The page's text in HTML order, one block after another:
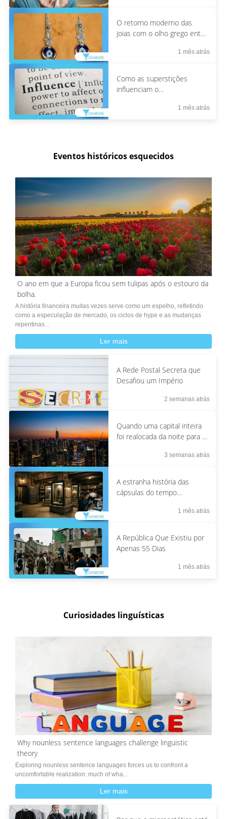
O retorno moderno das
joias com o olho grego entre
1 mês atrás
Como as superstições
influenciam o
1 mês atrás
Eventos históricos esquecidos
O ano em que a Europa ficou sem tulipas após o estouro da
bolha.
A história financeira muitas vezes serve como um espelho, refletindo
como a especulação de mercado, os ciclos de hype e as mudanças
repentinas...
Ler mais
A Rede Postal Secreta que
Desafiou um Império
2 semanas atrás
Quando uma capital inteira
foi realocada da noite para o
3 semanas atrás
A estranha história das
cápsulas do tempo
1 mês atrás
A República Que Existiu por
Apenas 55 Dias
1 mês atrás
Curiosidades linguísticas
Why nounless sentence languages challenge linguistic
theory
Exploring nounless sentence languages forces us to confront a
uncomfortable realization: much of wha...
Ler mais